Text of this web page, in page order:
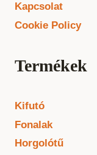
Kapcsolat
Cookie Policy
Termékek
Kifutó
Fonalak
Horgolótű